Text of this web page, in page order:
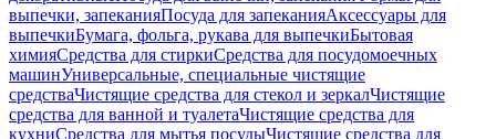
выпечки, запеканияПосуда для запеканияАксессуары для
выпечкиБумага, фольга, рукава для выпечкиБытовая
химияСредства для стиркиСредства для посудомоечных
машинУниверсальные, специальные чистящие
средстваЧистящие средства для стекол и зеркалЧистящие
средства для ванной и туалетаЧистящие средства для
кухниСредства для мытья посудыЧистящие средства для